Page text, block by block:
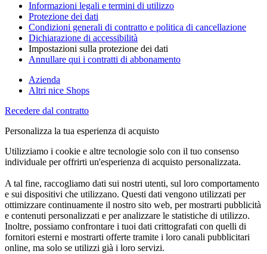
Informazioni legali e termini di utilizzo
Protezione dei dati
Condizioni generali di contratto e politica di cancellazione
Dichiarazione di accessibilità
Impostazioni sulla protezione dei dati
Annullare qui i contratti di abbonamento
Azienda
Altri nice Shops
Recedere dal contratto
Personalizza la tua esperienza di acquisto
Utilizziamo i cookie e altre tecnologie solo con il tuo consenso
individuale per offrirti un'esperienza di acquisto personalizzata.
A tal fine, raccogliamo dati sui nostri utenti, sul loro comportamento
e sui dispositivi che utilizzano. Questi dati vengono utilizzati per
ottimizzare continuamente il nostro sito web, per mostrarti pubblicità
e contenuti personalizzati e per analizzare le statistiche di utilizzo.
Inoltre, possiamo confrontare i tuoi dati crittografati con quelli di
fornitori esterni e mostrarti offerte tramite i loro canali pubblicitari
online, ma solo se utilizzi già i loro servizi.